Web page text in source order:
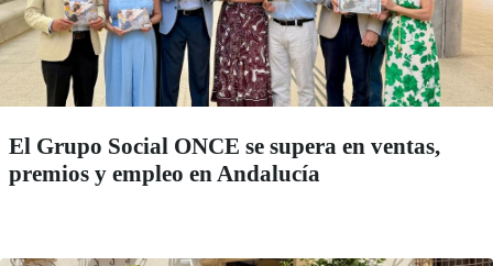
El Grupo Social ONCE se supera en ventas,
premios y empleo en Andalucía